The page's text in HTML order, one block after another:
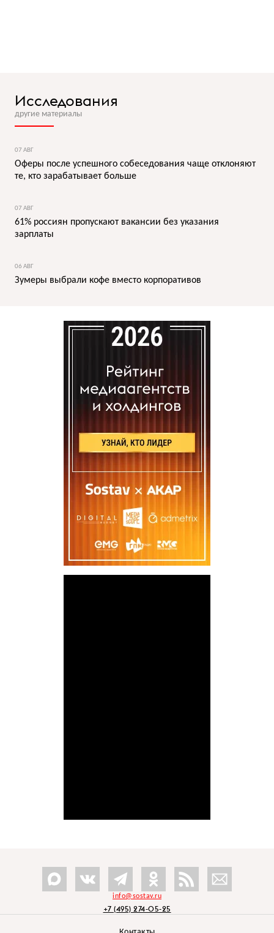
Исследования
другие материалы
07 АВГ
Оферы после успешного собеседования чаще отклоняют
те, кто зарабатывает больше
07 АВГ
61% россиян пропускают вакансии без указания
зарплаты
06 АВГ
Зумеры выбрали кофе вместо корпоративов
info@sostav.ru
+7 (495) 274-05-25